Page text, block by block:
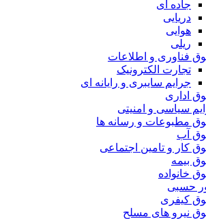
جاده ای
دریایی
هوایی
ریلی
فناوری و اطلاعات
تجارت الکترونیک
جرایم سایبری و رایانه ای
اداری
سیاسی و امنیتی
مطبوعات و رسانه ها
آب
کار و تامین اجتماعی
بیمه
خانواده
حسبی
کیفری
نیرو های مسلح